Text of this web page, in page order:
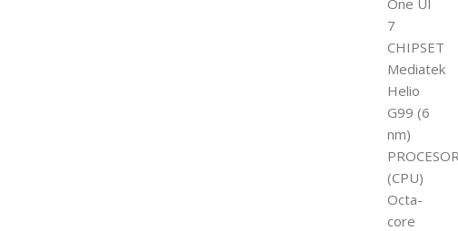
7
CHIPSET
Mediatek
Helio
G99 (6
nm)
PROCESOR
(CPU)
Octa-
core